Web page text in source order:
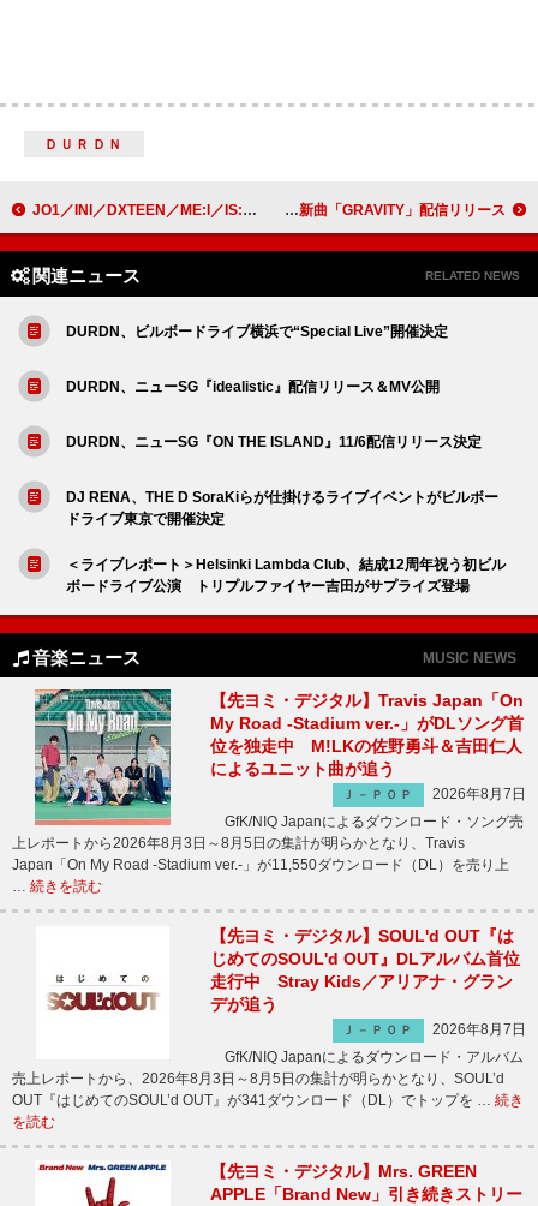
ＤＵＲＤＮ
JO1／INI／DXTEEN／ME:I／IS:SUEの【LAPOSTA 2025】ライブ映像が一挙公開 宮世琉弥、自身が作詞・作曲の新曲「GRAVITY」配信リリース
関連ニュース RELATED NEWS
DURDN、ビルボードライブ横浜で“Special Live”開催決定
DURDN、ニューSG『idealistic』配信リリース＆MV公開
DURDN、ニューSG『ON THE ISLAND』11/6配信リリース決定
DJ RENA、THE D SoraKiらが仕掛けるライブイベントがビルボー
ドライブ東京で開催決定
＜ライブレポート＞Helsinki Lambda Club、結成12周年祝う初ビル
ボードライブ公演 トリプルファイヤー吉田がサプライズ登場
音楽ニュース MUSIC NEWS
【先ヨミ・デジタル】Travis Japan「On
My Road -Stadium ver.-」がDLソング首
位を独走中 M!LKの佐野勇斗＆吉田仁人
によるユニット曲が追う
Ｊ－ＰＯＰ
2026年8月7日
GfK/NIQ Japanによるダウンロード・ソング売
上レポートから2026年8月3日～8月5日の集計が明らかとなり、Travis
Japan「On My Road -Stadium ver.-」が11,550ダウンロード（DL）を売り上
… 続きを読む
【先ヨミ・デジタル】SOUL'd OUT『は
じめてのSOUL'd OUT』DLアルバム首位
走行中 Stray Kids／アリアナ・グラン
デが追う
Ｊ－ＰＯＰ
2026年8月7日
GfK/NIQ Japanによるダウンロード・アルバム
売上レポートから、2026年8月3日～8月5日の集計が明らかとなり、SOUL’d
OUT『はじめてのSOUL’d OUT』が341ダウンロード（DL）でトップを … 続き
を読む
【先ヨミ・デジタル】Mrs. GREEN
APPLE「Brand New」引き続きストリー